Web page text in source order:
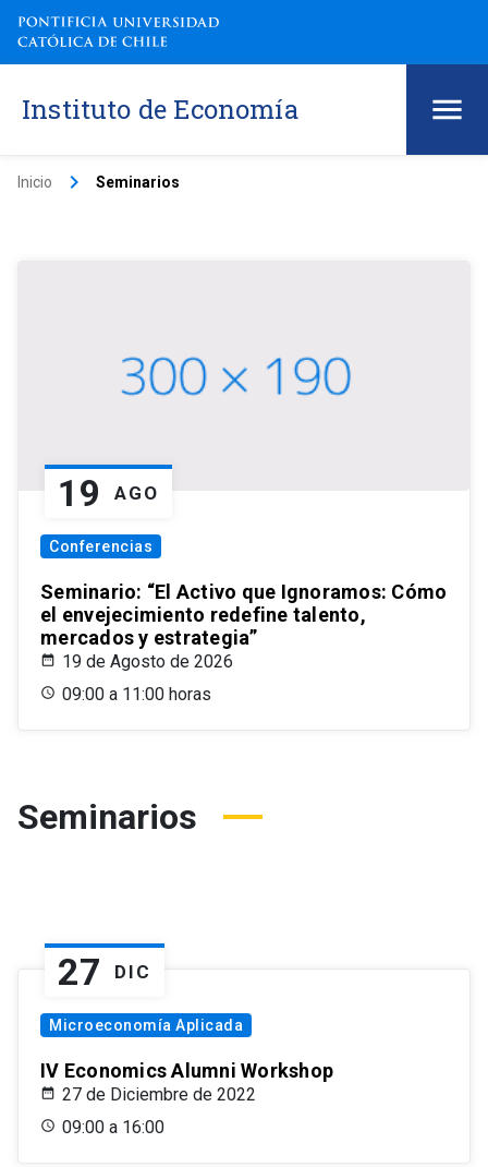
Instituto de Economía
Inicio keyboard_arrow_right Seminarios
19 AGO
Conferencias
Seminario: “El Activo que Ignoramos: Cómo
el envejecimiento redefine talento,
mercados y estrategia”
19 de Agosto de 2026
09:00 a 11:00 horas
Seminarios
27 DIC
Microeconomía Aplicada
IV Economics Alumni Workshop
27 de Diciembre de 2022
09:00 a 16:00